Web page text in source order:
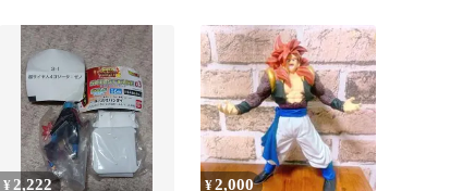
ラボ 超サイヤ人4ゴジー
タ -究極パワーのサイヤ
人戦士- 「ドラゴンボー
ルGT」 魂ウェブ商店限
定
¥ 2,222 ¥2,000